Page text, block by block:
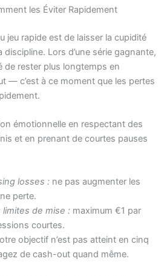
les Éviter Rapidement
jeu rapide est de laisser la cupidité
discipline. Lors d’une série gagnante,
de rester plus longtemps en
— c’est à ce moment que les pertes
émotionnelle en respectant des
et en prenant de courtes pauses
losses : ne pas augmenter les
perte.
limites de mise : maximum €1 par
courtes.
objectif n’est pas atteint en cinq
de cash-out quand même.